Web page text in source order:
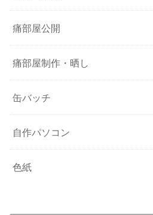
痛部屋公開
痛部屋制作・晒し
缶バッチ
自作パソコン
色紙